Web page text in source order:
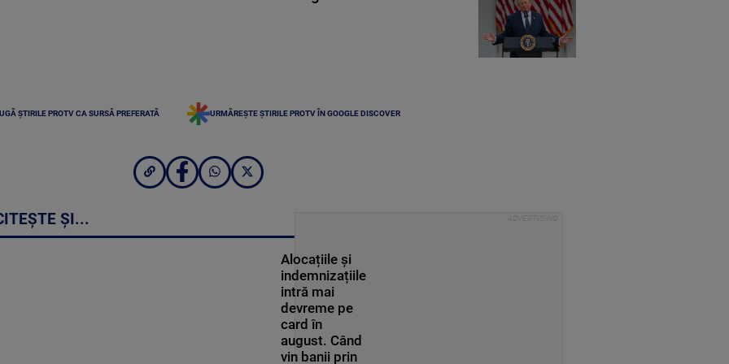
ȘTIRILE PROTV CA SURSĂ PREFERATĂ URMĂREȘTE ȘTIRILE PROTV ÎN GOOGLE DISCOVER
ȘI...
Alocațiile și
indemnizațiile
intră mai
devreme pe
card în
august. Când
vin banii prin